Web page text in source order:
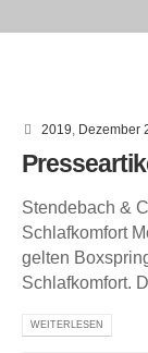
2019 Dezember
Stendebach &
Schlafkomfort
gelten
Schlafkomfort.
WEITERLESEN